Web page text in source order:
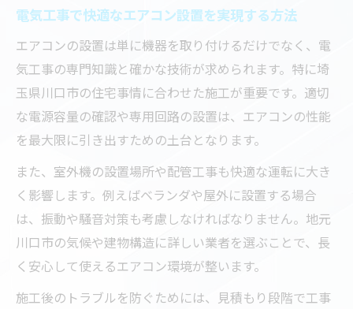
電気工事の実績で選ぶエアコン設置業者の
エアコン取り付け依頼時の失敗防止策
電気工事依頼時に押さえるべき注意点
エアコン取り付けで失敗しない電気工事の
確認事項
信頼できる電気工事業者の見分け方とは
エアコン設置前後の電気工事トラブル回避
術
川口市で安心できる電気工事相談のコツ
丁寧な電気工事が快適空間を支える理由
丁寧な電気工事がエアコン性能に与える影
電気工事で快適なエアコン設置を実現する方法
エアコンの設置は単に機器を取り付けるだけでなく、電
気工事の専門知識と確かな技術が求められます。特に埼
玉県川口市の住宅事情に合わせた施工が重要です。適切
な電源容量の確認や専用回路の設置は、エアコンの性能
を最大限に引き出すための土台となります。
また、室外機の設置場所や配管工事も快適な運転に大き
く影響します。例えばベランダや屋外に設置する場合
は、振動や騒音対策も考慮しなければなりません。地元
川口市の気候や建物構造に詳しい業者を選ぶことで、長
く安心して使えるエアコン環境が整います。
施工後のトラブルを防ぐためには、見積もり段階で工事